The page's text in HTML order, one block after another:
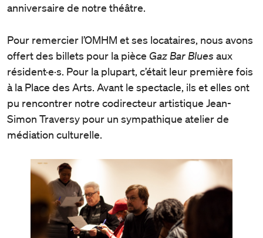
anniversaire de notre théâtre.
Pour remercier l’OMHM et ses locataires, nous avons
offert des billets pour la pièce Gaz Bar Blues aux
résident·e·s. Pour la plupart, c’était leur première fois
à la Place des Arts. Avant le spectacle, ils et elles ont
pu rencontrer notre codirecteur artistique Jean-
Simon Traversy pour un sympathique atelier de
médiation culturelle.